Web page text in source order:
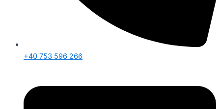
+40 753 596 266